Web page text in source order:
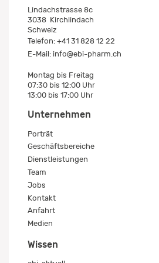
Lindachstrasse 8c
3038 Kirchlindach
Schweiz
Telefon: +41 31 828 12 22
E-Mail: info@ebi-pharm.ch
Montag bis Freitag
07:30 bis 12:00 Uhr
13:00 bis 17:00 Uhr
Unternehmen
Porträt
Geschäftsbereiche
Dienstleistungen
Team
Jobs
Kontakt
Anfahrt
Medien
Wissen